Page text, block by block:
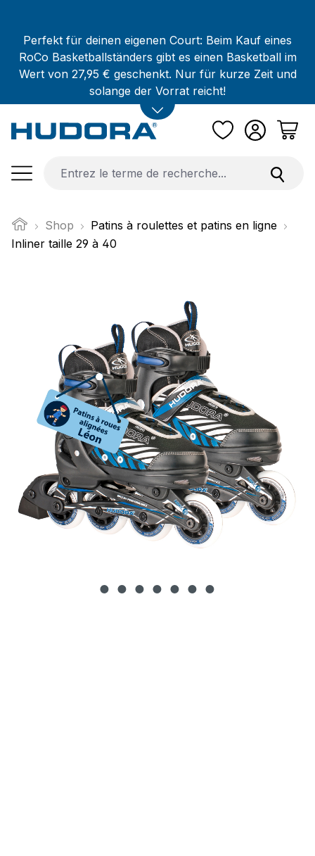
Perfekt für deinen eigenen Court: Beim Kauf eines
RoCo Basketballständers gibt es einen Basketball im
Wert von 27,95 € geschenkt. Nur für kurze Zeit und
solange der Vorrat reicht!
Shop
Patins à roulettes et patins en ligne
Inliner taille 29 à 40